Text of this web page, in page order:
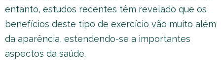
entanto, estudos recentes têm revelado que os
benefícios deste tipo de exercício vão muito além
da aparência, estendendo-se a importantes
aspectos da saúde.